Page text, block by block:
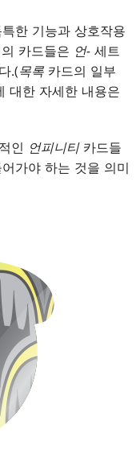
한 기능과 상호작용
카드들은 언- 세트
.(목록 카드의 일부
대한 자세한 내용은
인 언피니티카드들
가야 하는 것을 의미